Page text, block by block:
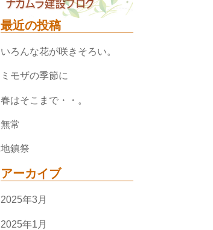
最近の投稿
いろんな花が咲きそろい。
ミモザの季節に
春はそこまで・・。
無常
地鎮祭
アーカイブ
2025年3月
2025年1月